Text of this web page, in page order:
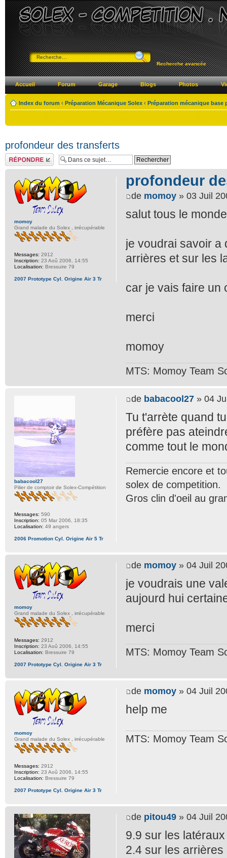
Recherche avancée
Accueil Forum Garage Blogs Photos
Index du forum ‹ Préparation Mécanique Solex ‹ Préparation mécanique base
profondeur des transferts
Répondre
profondeur
de momoy » 03 Juil
salut tous le monde
je voudrai savoir a
arrières et sur les
car je vais faire un
merci
momoy
MTS: Momoy Team
momoy
Grand malade du Solex , irrécupérable
Messages: 2912
Inscription: 23 Aoû 2006, 14:55
Localisation: Bressuire 79
2007 Prototype Cyl. Origine Air 3 Tr
de babacool27 » 04
Tu t'arrète quand
préfère pas
comme tout le
Remercie encore et
solex de competition.
Gros clin d'oeil au
babacool27
Pilier de comptoir de Solex-Compétition
Messages: 590
Inscription: 05 Mar 2006, 18:35
Localisation: 49 angers
2006 Promotion Cyl. Origine Air 5 Tr
de momoy » 04 Juil
je voudrais une
aujourd hui
merci
MTS: Momoy Team
momoy
Grand malade du Solex , irrécupérable
Messages: 2912
Inscription: 23 Aoû 2006, 14:55
Localisation: Bressuire 79
2007 Prototype Cyl. Origine Air 3 Tr
de momoy » 04 Juil
help me
MTS: Momoy Team
momoy
Grand malade du Solex , irrécupérable
Messages: 2912
Inscription: 23 Aoû 2006, 14:55
Localisation: Bressuire 79
2007 Prototype Cyl. Origine Air 3 Tr
de pitou49 » 04 Juil
9.9 sur les
2.4 sur les arrières